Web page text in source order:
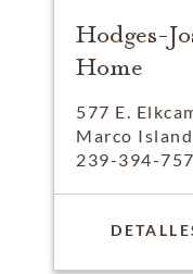
Hodges-
Home
577 E.
Marco
239-394-